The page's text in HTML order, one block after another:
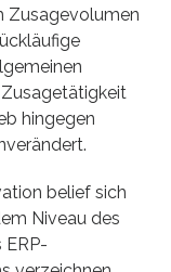
Zusagevolumen
hingegen
belief sich
Niveau des
ERP-